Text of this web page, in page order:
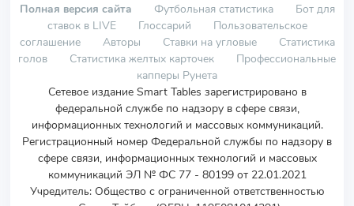
Полная версия сайта Футбольная статистика
Бот для
ставок в LIVE
Глоссарий
Пользовательское
соглашение
Авторы Ставки на угловые
Статистика
голов
Статистика желтых карточек
Профессиональные
капперы Рунета
Сетевое издание Smart Tables зарегистрировано в
федеральной службе по надзору в сфере связи,
информационных технологий и массовых коммуникаций.
Регистрационный номер Федеральной службы по надзору в
сфере связи, информационных технологий и массовых
коммуникаций ЭЛ № ФС 77 - 80199 от 22.01.2021
Учредитель: Общество с ограниченной ответственностью